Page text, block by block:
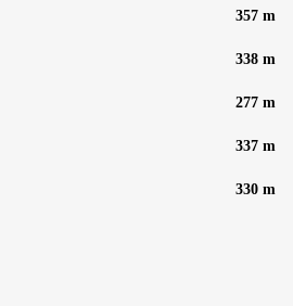
357 m
338 m
277 m
337 m
330 m